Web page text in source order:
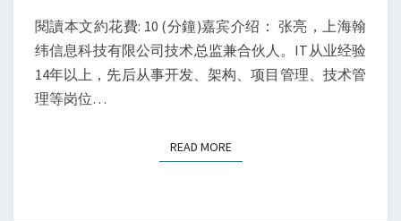
基
础
架
动
閱讀本文約花費: 10 (分鐘)嘉宾介绍： 张亮，上海翰
纬信息科技有限公司技术总监兼合伙人。IT从业经验
14年以上，先后从事开发、架构、项目管理、技术管
理等岗位…
READ MOREREAD MORE